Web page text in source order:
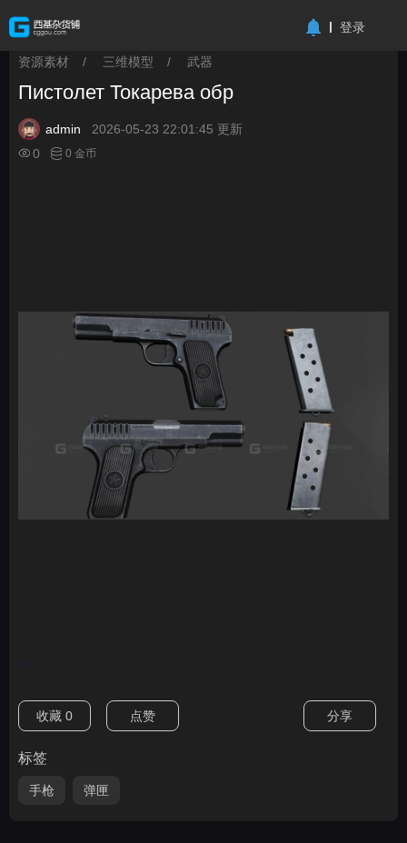
登录
资源素材 / 三维模型 / 武器
Пистолет Токарева обр
admin
2026-05-23 22:01:45 更新
0
0 金币
收藏 0 点赞 分享
标签
手枪 弹匣